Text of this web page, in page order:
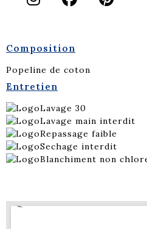
Composition
Popeline de coton
Entretien
Lavage 30
Lavage main interdit
Repassage faible
Sechage interdit
Blanchiment non